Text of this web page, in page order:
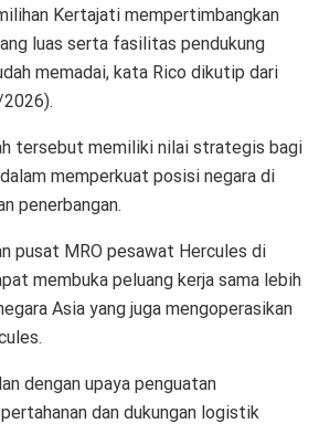
Kertajati mempertimbangkan
luas serta fasilitas pendukung
memadai, kata Rico dikutip dari
tersebut memiliki nilai strategis bagi
memperkuat posisi negara di
penerbangan.
pusat MRO pesawat Hercules di
membuka peluang kerja sama lebih
Asia yang juga mengoperasikan
dengan upaya penguatan
dan dukungan logistik